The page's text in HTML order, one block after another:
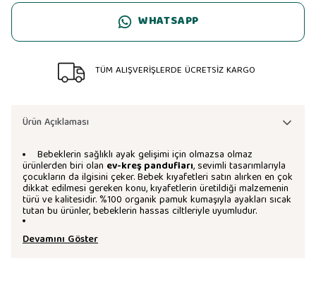
WHATSAPP
TÜM ALIŞVERİŞLERDE ÜCRETSİZ KARGO
Ürün Açıklaması
Bebeklerin sağlıklı ayak gelişimi için olmazsa olmaz
ürünlerden biri olan ev-kreş pandufları, sevimli tasarımlarıyla
çocukların da ilgisini çeker. Bebek kıyafetleri satın alırken en çok
dikkat edilmesi gereken konu, kıyafetlerin üretildiği malzemenin
türü ve kalitesidir. %100 organik pamuk kumaşıyla ayakları sıcak
tutan bu ürünler, bebeklerin hassas ciltleriyle uyumludur.
Devamını Göster